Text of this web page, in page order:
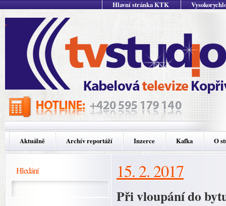
Hlavní stránka KTK
Aktuálně Archív reportáží Inzerce Kafka O
Hledání 15. 2. 2017
Při vloupání do